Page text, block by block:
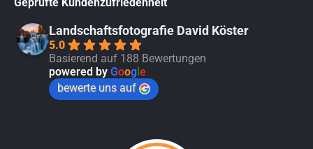
Geprüfte Kundenzufriedenheit
Landschaftsfotografie David Köster
5.0
Basierend auf 188 Bewertungen
powered by Goog e
bewerte uns auf